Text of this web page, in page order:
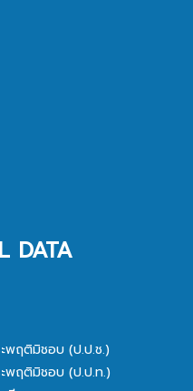
DATA
ะพฤติมิชอบ (ป.ป.ช.)
ะพฤติมิชอบ (ป.ป.ท.)